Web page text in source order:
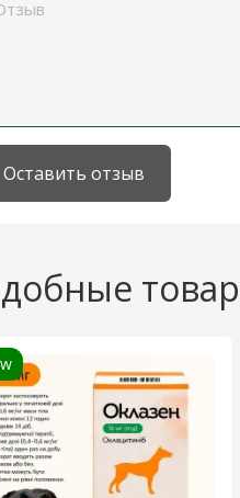
Оставить отзыв